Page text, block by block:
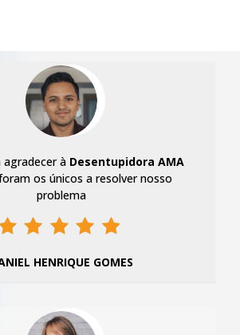
à Desentupidora AMA
os únicos a resolver nosso
problema
HENRIQUE GOMES